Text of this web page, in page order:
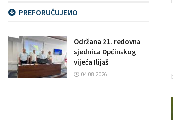
PREPORUČUJEMO
Održana 21. redovna
sjednica Općinskog
vijeća Ilijaš
04.08.2026.